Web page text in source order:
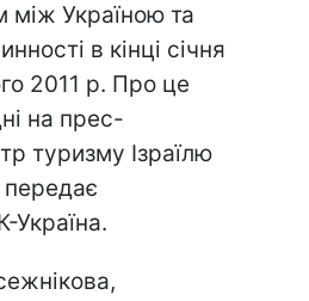
між Україною та
в кінці січня
2011 р. Про це
на прес-
туризму Ізраїлю
Україна.